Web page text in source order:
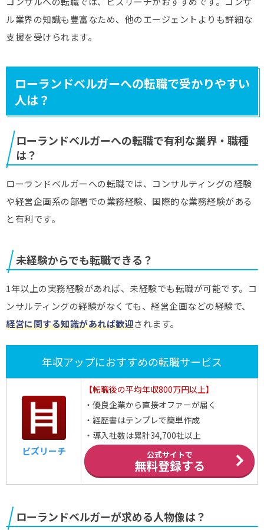
ル業界の知識も豊富なため、他のエージェントよりも詳細な
支援を受けられます。
ローランドベルガーへの転職で受かりやすい
人は？
ローランドベルガーへの転職で有利な業界・職種
は？
ローランドベルガーへの転職では、コンサルティングの経験
や経営企画系の部署での業務経験、国際的な業務経験がある
と有利です。
未経験からでも転職できる？
1年以上の実務経験があれば、未経験でも転職が可能です。コ
ンサルティングの経験がなくても、経営企画などの経験で、
経営に関する知識があれば歓迎されます。
年収アップにおすすめの転職サービス
ビズリーチ
【転職後の平均年収800万円以上】
・優良企業から直接オファーが届く
・経歴書はテンプレで簡単作成
・導入社数は累計34,700社以上
公式サイトで
無料登録する
ローランドベルガーが求める人物像は？